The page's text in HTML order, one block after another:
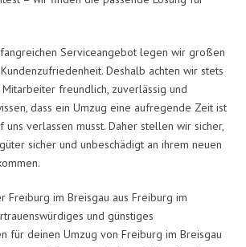
Serviceangebot legen wir großen
Deshalb achten wir stets
freundlich, zuverlässig und
dass ein Umzug eine aufregende Zeit ist
uns verlassen musst. Daher stellen wir sicher,
sicher und unbeschädigt an ihrem neuen
Freiburg im Breisgau aus Freiburg im
und günstiges
für deinen Umzug von Freiburg im Breisgau